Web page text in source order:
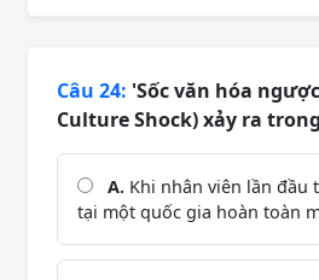
Câu 24: 'Sốc văn hóa
Culture Shock) xảy ra
A. Khi nhân viên lần đầu
tại một quốc gia hoàn toàn